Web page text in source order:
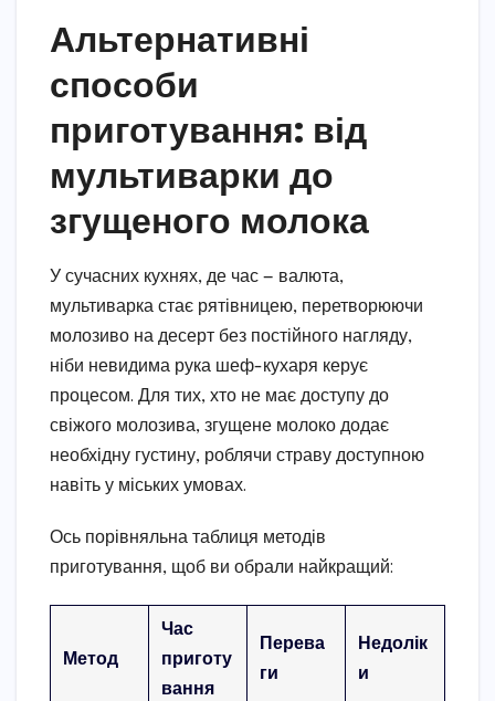
Альтернативні
способи
приготування: від
мультиварки до
згущеного молока
У сучасних кухнях, де час — валюта,
мультиварка стає рятівницею, перетворюючи
молозиво на десерт без постійного нагляду,
ніби невидима рука шеф-кухаря керує
процесом. Для тих, хто не має доступу до
свіжого молозива, згущене молоко додає
необхідну густину, роблячи страву доступною
навіть у міських умовах.
Ось порівняльна таблиця методів
приготування, щоб ви обрали найкращий:
Метод
Час
приготу
вання
Перева
ги
Недолік
и